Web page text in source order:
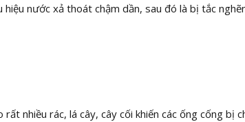
hiệu nước xả thoát chậm dần, sau đó là bị tắc
nhiều rác, lá cây, cây cối khiến các ống cống bị